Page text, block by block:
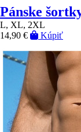
Pánske
L, XL, 2XL
14,90 €
Kúpiť